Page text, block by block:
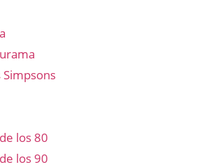
los 80
los 90